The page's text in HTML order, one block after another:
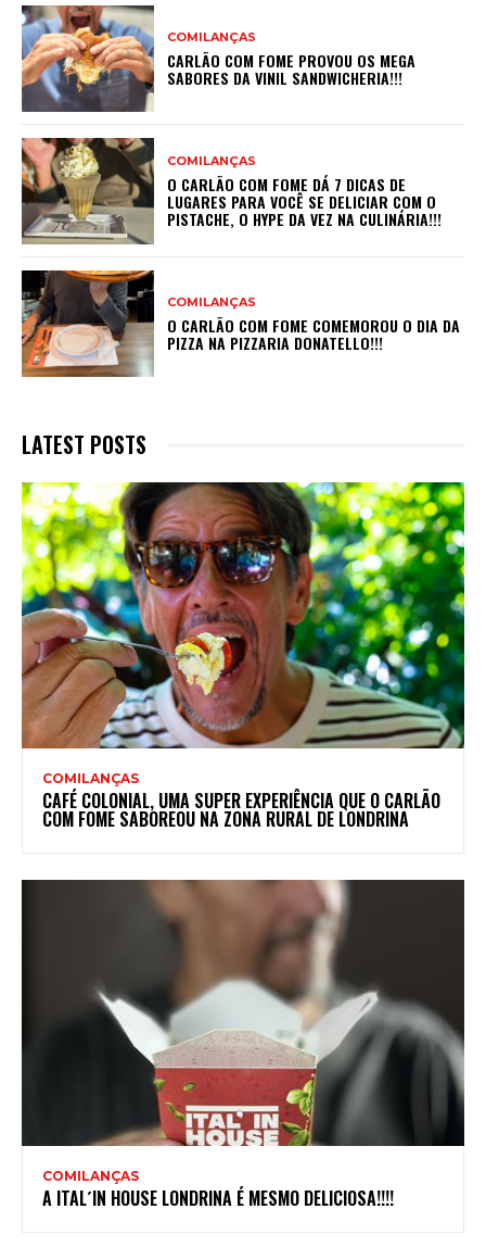
COMILANÇAS
CARLÃO COM FOME PROVOU OS MEGA
SABORES DA VINIL SANDWICHERIA!!!
COMILANÇAS
O CARLÃO COM FOME DÁ 7 DICAS DE
LUGARES PARA VOCÊ SE DELICIAR COM O
PISTACHE, O HYPE DA VEZ NA CULINÁRIA!!!
COMILANÇAS
O CARLÃO COM FOME COMEMOROU O DIA DA
PIZZA NA PIZZARIA DONATELLO!!!
LATEST POSTS
COMILANÇAS
CAFÉ COLONIAL, UMA SUPER EXPERIÊNCIA QUE O CARLÃO
COM FOME SABOREOU NA ZONA RURAL DE LONDRINA
COMILANÇAS
A ITAL´IN HOUSE LONDRINA É MESMO DELICIOSA!!!!